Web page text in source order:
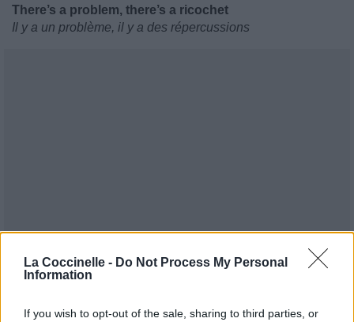
La Coccinelle - Do Not Process My Personal
Information
If you wish to opt-out of the sale, sharing to third parties, or
There’s a problem, there’s a ricochet
Il y a un problème, il y a des répercussions